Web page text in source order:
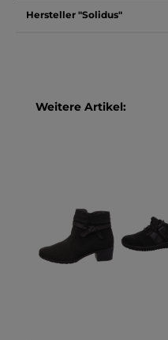
Hersteller "Solidus"
Produktgalerie überspringen
Weitere Artikel: